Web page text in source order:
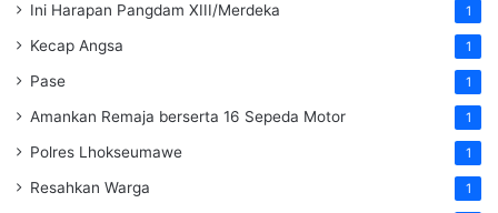
Ini Harapan Pangdam XIII/Merdeka 1
Kecap Angsa 1
Pase 1
Amankan Remaja berserta 16 Sepeda Motor 1
Polres Lhokseumawe 1
Resahkan Warga 1